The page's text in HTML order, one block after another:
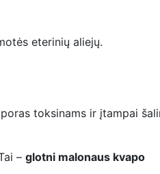
eterinių aliejų.
toksinams ir įtampai
– glotni malonaus kvapo